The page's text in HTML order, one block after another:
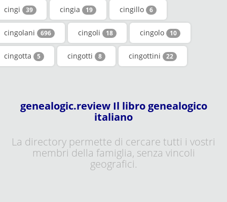
cingi 39 cingia 19 cingillo 6
cingolani 696 cingoli 18 cingolo 10
cingotta 5 cingotti 8 cingottini 22
genealogic.review Il libro genealogico
italiano
La directory permette di cercare tutti i vostri
membri della famiglia, senza vincoli
geografici.